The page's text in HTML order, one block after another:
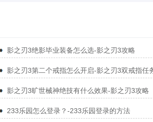
影之刃3绝影毕业装备怎么选-影之刃3攻略
影之刃3第二个戒指怎么开启-影之刃3双戒指任
影之刃3旷世械神绝技有什么效果-影之刃3攻略
233乐园怎么登录？-233乐园登录的方法